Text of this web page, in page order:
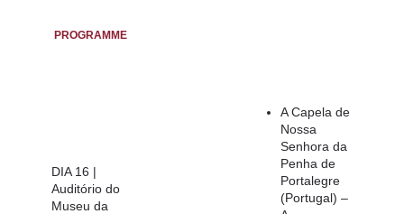
PROGRAMME
DIA 16 |
Auditório do
Museu da
A Capela de
Nossa
Senhora da
Penha de
Portalegre
(Portugal) –